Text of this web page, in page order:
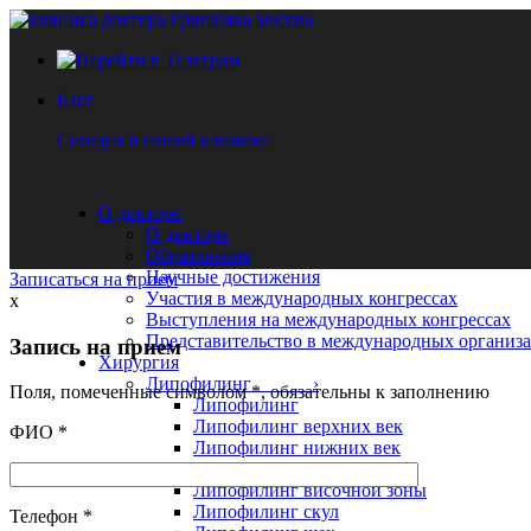
Блог
Сегодня в нашей клинике
О докторе
О докторе
Образование
Научные достижения
Участия в международных конгрессах
Выступления на международных конгрессах
Представительство в международных
Хирургия
Липофилинг ›
Липофилинг
Липофилинг верхних век
Липофилинг нижних век
Липофилинг лица
Липофилинг височной зоны
Липофилинг скул
Записаться на прием
x
Запись на прием
Поля, помеченные символом*, обязательны к заполнению
ФИО *
Телефон *